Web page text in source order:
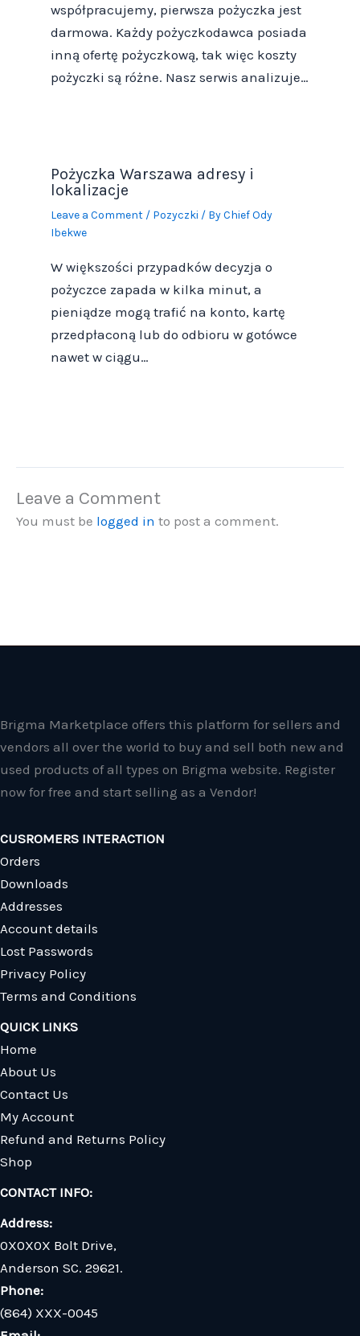
współpracujemy, pierwsza pożyczka jest
darmowa. Każdy pożyczkodawca posiada
inną ofertę pożyczkową, tak więc koszty
pożyczki są różne. Nasz serwis analizuje…
Pożyczka Warszawa adresy i
lokalizacje
Leave a Comment / Pozyczki / ByChief Ody
Ibekwe
W większości przypadków decyzja o
pożyczce zapada w kilka minut, a
pieniądze mogą trafić na konto, kartę
przedpłaconą lub do odbioru w gotówce
nawet w ciągu…
Leave a Comment
You must be logged in to post a comment.
Brigma Marketplace offers this platform for sellers and
vendors all over the world to buy and sell both new and
used products of all types on Brigma website. Register
now for free and start selling as a Vendor!
CUSROMERS INTERACTION
Orders
Downloads
Addresses
Account details
Lost Passwords
Privacy Policy
Terms and Conditions
QUICK LINKS
Home
About Us
Contact Us
My Account
Refund and Returns Policy
Shop
CONTACT INFO:
Address:
0X0X0X Bolt Drive,
Anderson SC. 29621.
Phone:
(864) XXX-0045